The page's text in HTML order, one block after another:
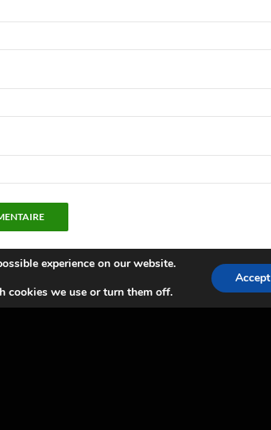
experience on our website.
cookies we use or turn them off.
Accept